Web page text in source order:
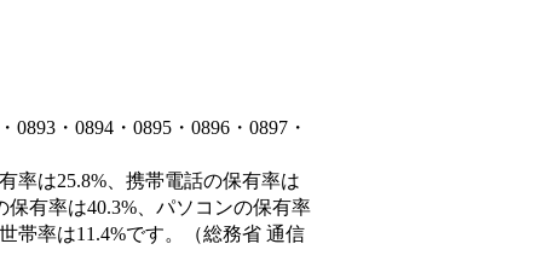
・0894・0895・0896・0897・
率は25.8%、携帯電話の保有率は
有率は40.3%、パソコンの保有率
帯率は11.4%です。（総務省 通信